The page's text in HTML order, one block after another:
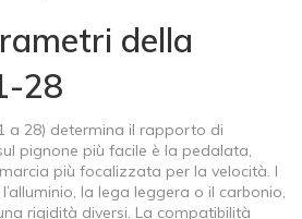
della
28
a 28) determina il rapporto di
pignone più facile è la pedalata,
più focalizzata per la velocità. I
la lega leggera o il carbonio,
rigidità diversi. La compatibilità